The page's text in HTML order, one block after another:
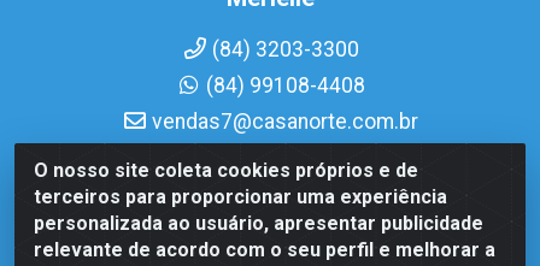
O nosso site coleta cookies próprios e de
terceiros para proporcionar uma experiência
personalizada ao usuário, apresentar publicidade
relevante de acordo com o seu perfil e melhorar a
(84) 3203-3300
(84) 99108-4408
vendas7@casanorte.com.br
Casa Norte LTDA - Av. Interventor Mário Câmara, 1815 -
Dix-Sept Rosado, Natal/RN - CEP 59054-600 - CNPJ
08.713.513/0001-51